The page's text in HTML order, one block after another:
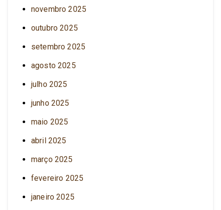
novembro 2025
outubro 2025
setembro 2025
agosto 2025
julho 2025
junho 2025
maio 2025
abril 2025
março 2025
fevereiro 2025
janeiro 2025